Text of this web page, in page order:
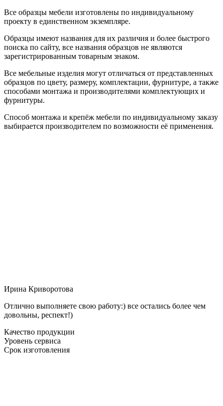
Все образцы мебели изготовлены по индивидуальному
проекту в единственном экземпляре.
Образцы имеют названия для их различия и более быстрого
поиска по сайту, все названия образцов не являются
зарегистрированным товарным знаком.
Все мебельные изделия могут отличаться от представленных
образцов по цвету, размеру, комплектации, фурнитуре, а также
способами монтажа и производителями комплектующих и
фурнитуры.
Способ монтажа и крепёж мебели по индивидуальному заказу
выбирается производителем по возможности её применения.
Ирина Криворотова
Отлично выполняете свою работу:) все остались более чем
довольны, респект!)
Качество продукции
Уровень сервиса
Срок изготовления